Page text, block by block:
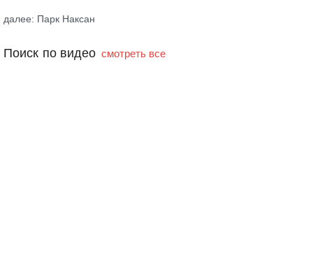
далее: Парк Наксан
Поиск по видео смотреть все